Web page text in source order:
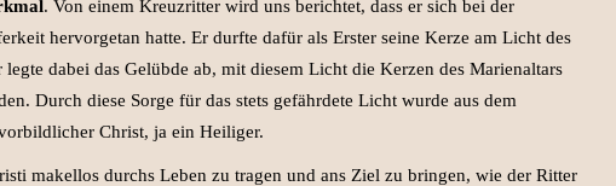
. Von einem Kreuzritter wird uns berichtet, dass er sich bei der
hervorgetan hatte. Er durfte dafür als Erster seine Kerze am Licht des
dabei das Gelübde ab, mit diesem Licht die Kerzen des Marienaltars
Durch diese Sorge für das stets gefährdete Licht wurde aus dem
Christ, ja ein Heiliger.
makellos durchs Leben zu tragen und ans Ziel zu bringen, wie der Ritter